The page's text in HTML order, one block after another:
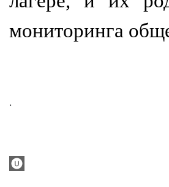
мониторинга
.